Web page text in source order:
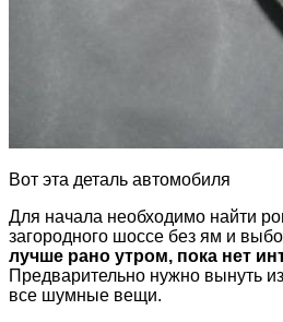
Вот эта деталь автомобиля
Для начала необходимо найти
загородного шоссе без ям и
лучше рано утром, пока нет
Предварительно нужно вынуть
все шумные вещи.